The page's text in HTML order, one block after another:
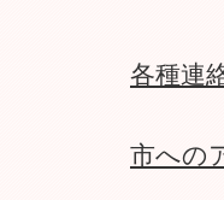
各種連
市への